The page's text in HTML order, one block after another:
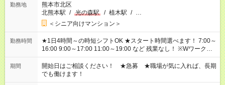
勤務地
熊本市北区
北熊本駅 / 光の森駅 / 植木駅 / …
＜シニア向けマンション＞
勤務時間
★1日4時間～の時短シフトOK ★スタート時間選べます！ 7:00～
16:00 9:00～17:00 11:00～19:00 など 残業なし！ ※Wワークの
場合、他のお仕事と合わせ週40時間超の就業はご案内できませ
ん ※法令に基づき、週20時間以上勤務は社会保険への加入対象
となります ※労働者派遣法（日雇い派遣の原則禁止）により、
短時間・短期間の就業はご案内が難しい場合があります
期間
開始日はご相談ください！ ★急募 ★職場が気に入れば、長期
でも働けます！